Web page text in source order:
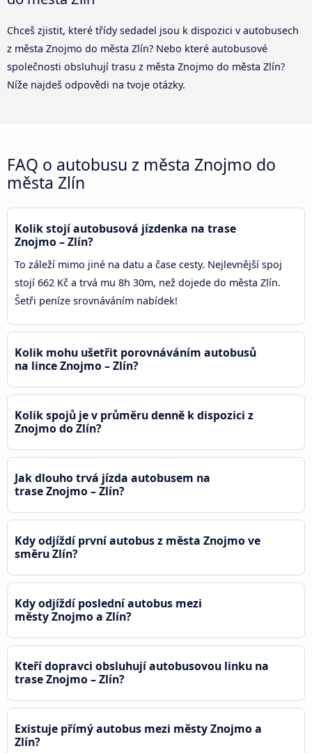
Chceš zjistit, které třídy sedadel jsou k dispozici v autobusech
z města Znojmo do města Zlín? Nebo které autobusové
společnosti obsluhují trasu z města Znojmo do města Zlín?
Níže najdeš odpovědi na tvoje otázky.
FAQ o autobusu z města Znojmo do
města Zlín
Kolik stojí autobusová jízdenka na trase
Znojmo – Zlín?
To záleží mimo jiné na datu a čase cesty. Nejlevnější spoj
stojí 662 Kč a trvá mu 8h 30m, než dojede do města Zlín.
Šetři peníze srovnáváním nabídek!
Kolik mohu ušetřit porovnáváním autobusů
na lince Znojmo – Zlín?
Kolik spojů je v průměru denně k dispozici z
Znojmo do Zlín?
Jak dlouho trvá jízda autobusem na
trase Znojmo – Zlín?
Kdy odjíždí první autobus z města Znojmo ve
směru Zlín?
Kdy odjíždí poslední autobus mezi
městy Znojmo a Zlín?
Kteří dopravci obsluhují autobusovou linku na
trase Znojmo – Zlín?
Existuje přímý autobus mezi městy Znojmo a
Zlín?